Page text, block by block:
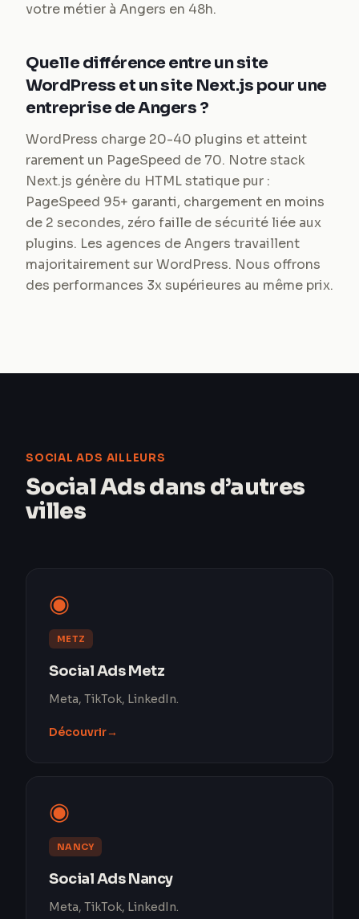
votre métier à Angers en 48h.
Quelle différence entre un site
WordPress et un site Next.js pour une
entreprise de Angers ?
WordPress charge 20-40 plugins et atteint
rarement un PageSpeed de 70. Notre stack
Next.js génère du HTML statique pur :
PageSpeed 95+ garanti, chargement en moins
de 2 secondes, zéro faille de sécurité liée aux
plugins. Les agences de Angers travaillent
majoritairement sur WordPress. Nous offrons
des performances 3x supérieures au même prix.
SOCIAL ADS AILLEURS
Social Ads dans d’autres
villes
◉
METZ
Social Ads Metz
Meta, TikTok, LinkedIn.
Découvrir→
◉
NANCY
Social Ads Nancy
Meta, TikTok, LinkedIn.